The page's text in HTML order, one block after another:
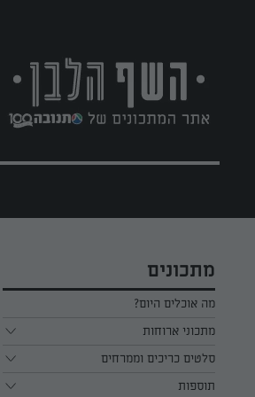
מתכונים
מה אוכלים היום?
מתכוני ארוחות
ארוחת בוקר
ארוחת צהריים
סלטים כריכים וממרחים
כל הסלטים כריכים וממרחים
תוספות